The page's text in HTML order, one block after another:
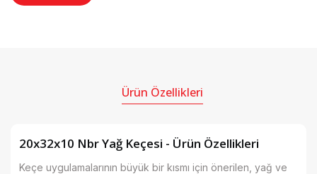
Ürün Özellikleri
20x32x10 Nbr Yağ Keçesi - Ürün Özellikleri
Keçe uygulamalarının büyük bir kısmı için önerilen, yağ ve